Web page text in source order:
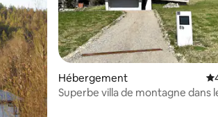
: 5 sur 5
Hébergement
Superbe villa de montagne dans